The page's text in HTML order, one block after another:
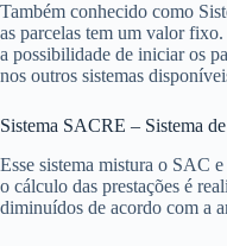
Também conhecido como
as parcelas tem um valor
a possibilidade de iniciar os
nos outros sistemas
Sistema SACRE – Sistema
Esse sistema mistura o SAC
o cálculo das prestações é
diminuídos de acordo com a